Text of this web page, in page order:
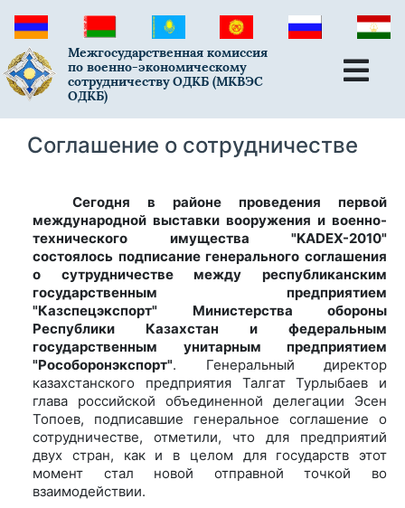
Межгосударственная комиссия
по военно-экономическому
сотрудничеству ОДКБ (МКВЭС
ОДКБ)
Соглашение о сотрудничестве
Сегодня в районе проведения первой
международной выставки вооружения и военно-
технического имущества "KADEX-2010"
состоялось подписание генерального соглашения
о сутрудничестве между республиканским
государственным предприятием
"Казспецэкспорт" Министерства обороны
Республики Казахстан и федеральным
государственным унитарным предприятием
"Рособоронэкспорт". Генеральный директор
казахстанского предприятия Талгат Турлыбаев и
глава российской объединенной делегации Эсен
Топоев, подписавшие генеральное соглашение о
сотрудничестве, отметили, что для предприятий
двух стран, как и в целом для государств этот
момент стал новой отправной точкой во
взаимодействии.